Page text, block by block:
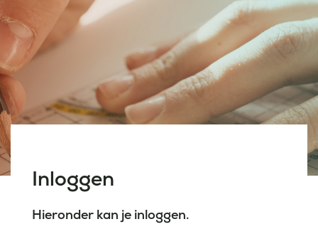
OVER ONS
CONTACT
Inloggen
Hieronder kan je inloggen.